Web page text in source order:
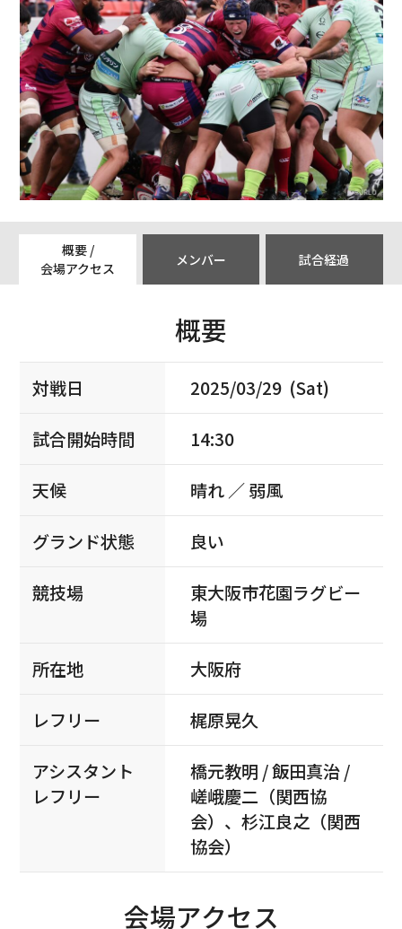
概要 /
会場アクセス
メンバー 試合経過
概要
対戦日 2025/03/29 (Sat)
試合開始時間 14:30
天候 晴れ ／ 弱風
グランド状態 良い
競技場
東大阪市花園ラグビー
場
所在地 大阪府
レフリー 梶原晃久
アシスタント
レフリー
橋元教明 / 飯田真治 /
嵯峨慶二（関西協
会）、杉江良之（関西
協会）
会場アクセス